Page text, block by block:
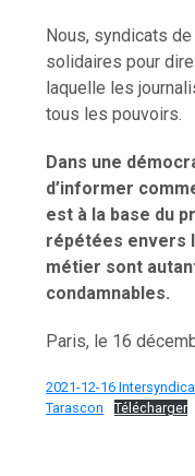
Nous, syndicats
solidaires pour
laquelle les
tous les pouvoirs.
Dans une
d’informer
est à la base du
répétées envers
métier sont
condamnables.
Paris, le 16
2021-12-16
Tarascon
Télécharger